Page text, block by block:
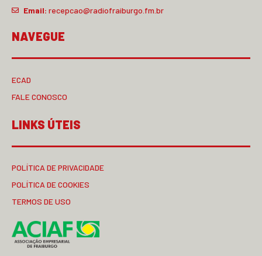
Email: recepcao@radiofraiburgo.fm.br
NAVEGUE
ECAD
FALE CONOSCO
LINKS ÚTEIS
POLÍTICA DE PRIVACIDADE
POLÍTICA DE COOKIES
TERMOS DE USO